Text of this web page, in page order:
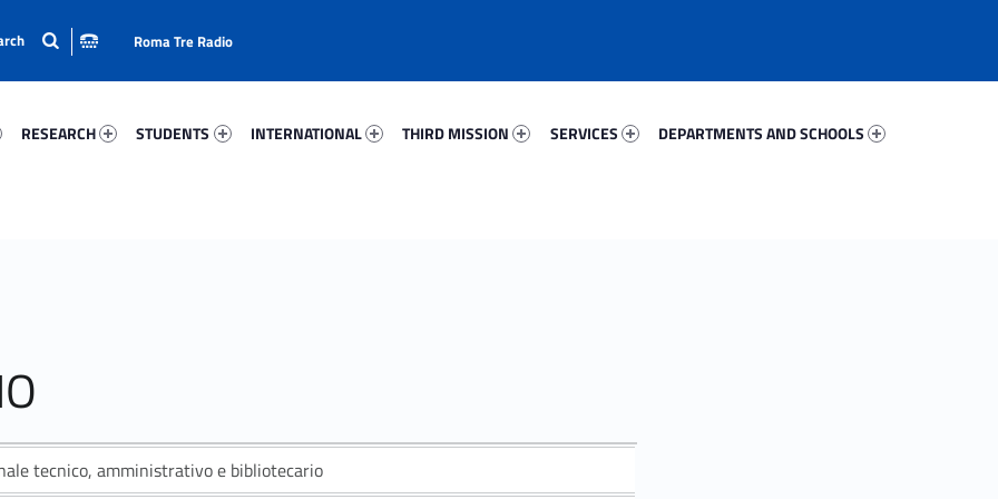
RESEARCH
STUDENTS
INTERNATIONAL
THIRD MISSION
SERVICES
DEPARTMENTS AND SCHOOLS
Roma Tre Radio
tecnico, amministrativo e bibliotecario